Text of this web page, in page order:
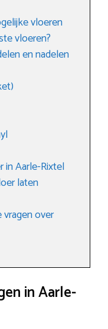
vloeren
vloeren?
en nadelen
in Aarle-Rixtel
laten
over
in Aarle-